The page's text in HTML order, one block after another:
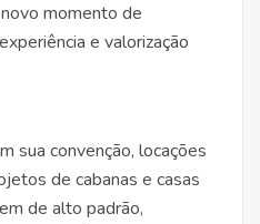
momento de
e valorização
sua convenção, locações
de cabanas e casas
de alto padrão,